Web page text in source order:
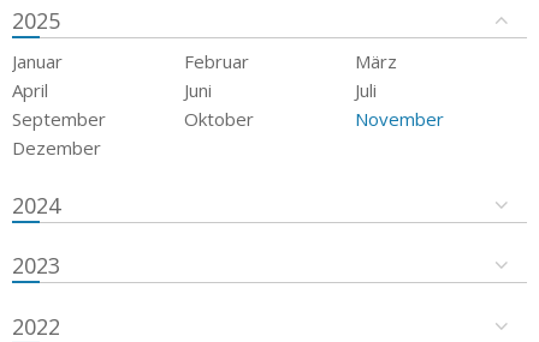
2025
Januar Februar
März
April
Juni
Juli
September
Oktober
November
Dezember
2024
2023
2022